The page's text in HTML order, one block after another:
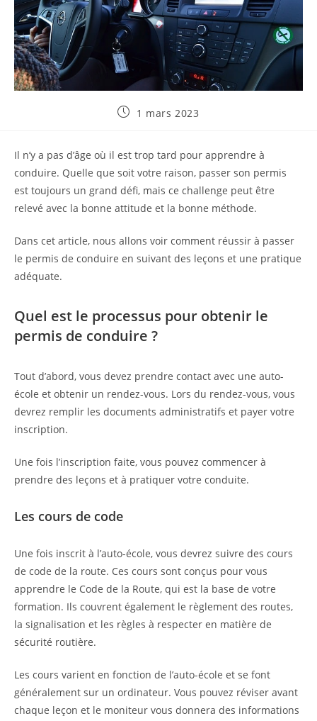
Publication
1 mars 2023
Il n’y a pas d’âge où il est trop tard pour apprendre à
conduire. Quelle que soit votre raison, passer son permis
est toujours un grand défi, mais ce challenge peut être
relevé avec la bonne attitude et la bonne méthode.
Dans cet article, nous allons voir comment réussir à passer
le permis de conduire en suivant des leçons et une pratique
adéquate.
Quel est le processus pour obtenir le
permis de conduire ?
Tout d’abord, vous devez prendre contact avec une auto-
école et obtenir un rendez-vous. Lors du rendez-vous, vous
devrez remplir les documents administratifs et payer votre
inscription.
Une fois l’inscription faite, vous pouvez commencer à
prendre des leçons et à pratiquer votre conduite.
Les cours de code
Une fois inscrit à l’auto-école, vous devrez suivre des cours
de code de la route. Ces cours sont conçus pour vous
apprendre le Code de la Route, qui est la base de votre
formation. Ils couvrent également le règlement des routes,
la signalisation et les règles à respecter en matière de
sécurité routière.
Les cours varient en fonction de l’auto-école et se font
généralement sur un ordinateur. Vous pouvez réviser avant
chaque leçon et le moniteur vous donnera des informations